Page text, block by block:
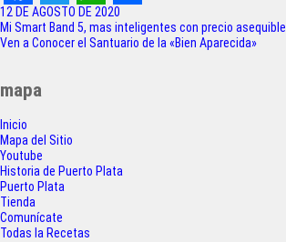
F
a
c
e
b
o
o
k
T
w
t
t
e
r
W
h
A
p
S
h
12 DE AGOSTO DE 2020
Navegación
de
Mi Smart Band 5, mas inteligentes con precio asequible
Ven a Conocer el Santuario de la «Bien Aparecida»
mapa
Inicio
Mapa del Sitio
Youtube
Historia de Puerto Plata
Puerto Plata
Tienda
Comunícate
Todas la Recetas